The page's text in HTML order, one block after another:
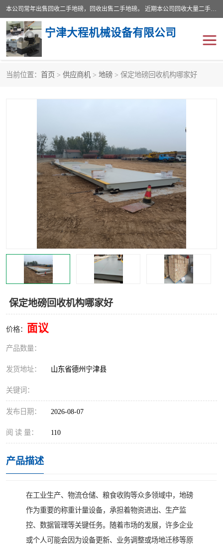
本公司常年出售回收二手地磅，回收出售二手地磅。 近期本公司回收大量二手地磅，型号齐全，宽度从2米到3.5米，长度5米到25米，承重吨位从10到200吨，成色7—9成新。 ? 使用年限6个月至2年，产品来源于个人闲置品，工矿企业停用品，因小换大而来。 精准度和新的一样， 二手地磅是内行人的选择，打个电话就省钱朋友您好等什么
宁津大程机械设备有限公司
当前位置： 首页 > 供应商机 > 地磅 > 保定地磅回收机构哪家好
保定地磅回收机构哪家好
价格： 面议
产品数量：
发货地址： 山东省德州宁津县
关键词：
发布日期： 2026-08-07
阅 读 量： 110
产品描述
在工业生产、物流仓储、粮食收购等众多领域中，地磅
作为重要的称重计量设备，承担着物资进出、生产监
控、数据管理等关键任务。随着市场的发展，许多企业
或个人可能会因为设备更新、业务调整或场地迁移等原
烘干机
装载机电子秤 输送机
半自动输送机 全自动输送机
冷却塔 食品螺旋塔
撕碎机 木材撕碎机
塑料撕碎机 金属撕碎机